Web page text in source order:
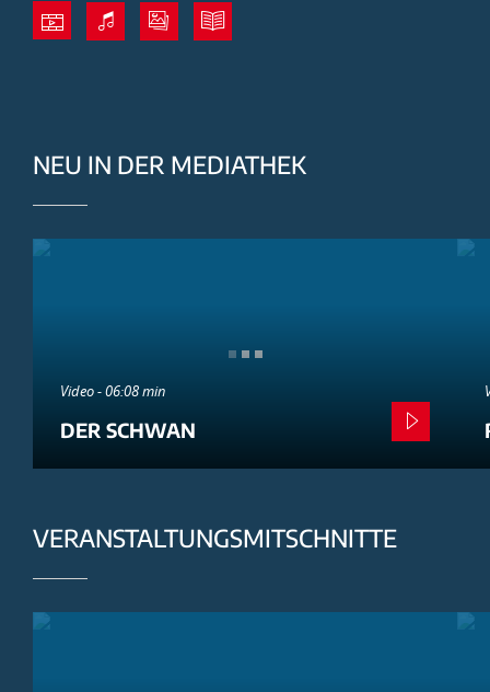
NEU IN DER MEDIATHEK
Video - 06:08 min
DER SCHWAN
VERANSTALTUNGSMITSCHNITTE